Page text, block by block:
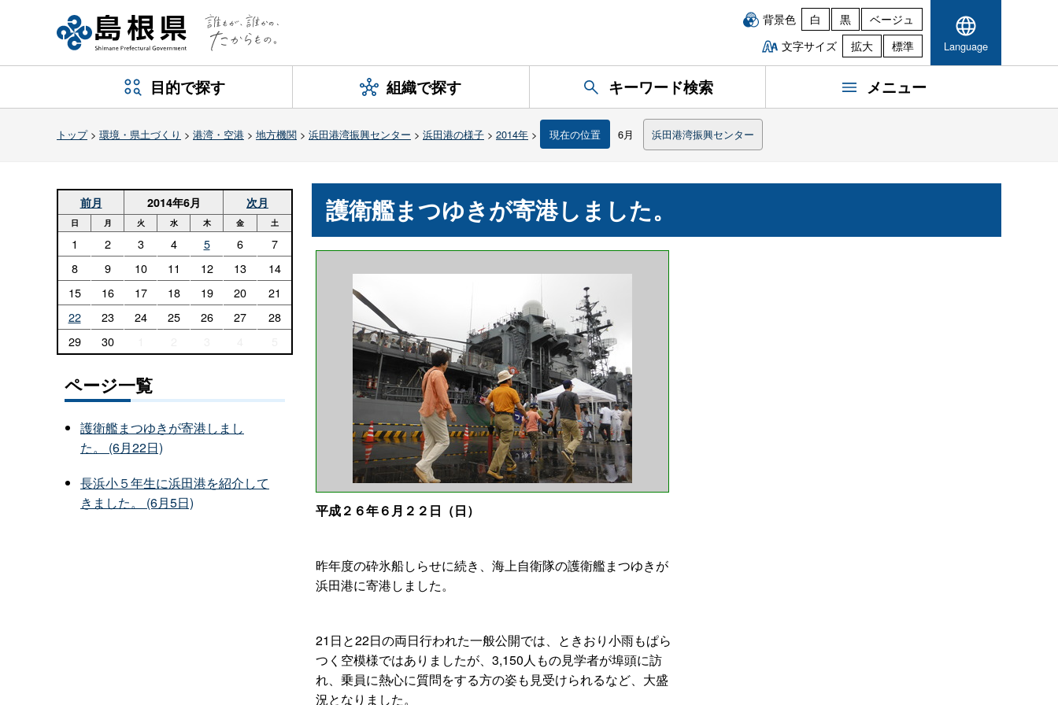
背景色 白 黒
ベージュ
文字サイズ
拡大 標準 Language
目的で探す 組織で探す キーワード検索 メニュー
トップ> 環境・県土づくり > 港湾・空港 > 地方機関 > 浜田港湾振興センター > 浜田港の様子 > 2014年 > 現在の位置 6月 浜田港湾振興センター
護衛艦まつゆきが寄港しました。
平成２６年６月２２日（日）
昨年度の砕氷船しらせに続き、海上自衛隊の護衛艦まつゆきが
浜田港に寄港しました。
21日と22日の両日行われた一般公開では、ときおり小雨もぱら
つく空模様ではありましたが、3,150人もの見学者が埠頭に訪
れ、乗員に熱心に質問をする方の姿も見受けられるなど、大盛
況となりました。
前月 2014年6月 次月
日 月 火 水 木 金 土
1 2 3 4 5 6
7
8
9 10 11 12 13
14
15
16 17 18 19 20
21
22
23 24 25 26 27
28
29
30
ページ一覧
護衛艦まつゆきが寄港しまし
た。 (6月22日)
長浜小５年生に浜田港を紹介して
きました。 (6月5日)